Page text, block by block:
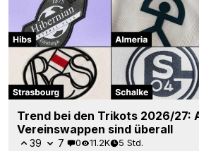
Trend bei den Trikots 2026/27:
Vereinswappen sind überall
39 7 0 11.2K 5 Std.